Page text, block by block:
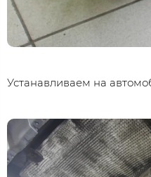
Устанавливаем на